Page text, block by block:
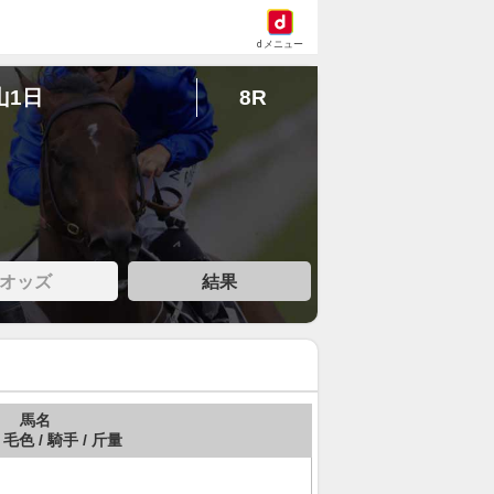
dメニュー
1日 8R
オッズ 結果
馬名
色 / 騎手 / 斤量